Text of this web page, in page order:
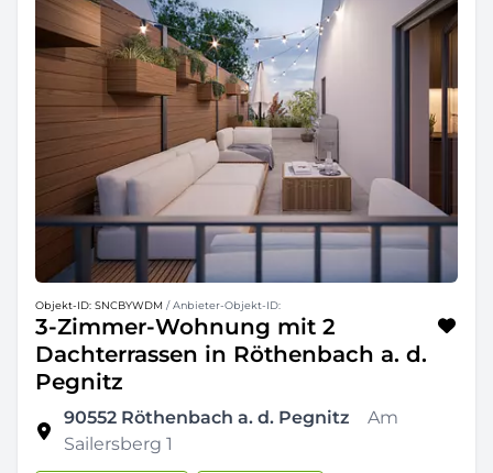
Objekt-ID: SNCBYWDM / Anbieter-Objekt-ID:
3-Zimmer-Wohnung mit 2
Dachterrassen in Röthenbach a. d.
Pegnitz
90552 Röthenbach a. d. Pegnitz
Am
Sailersberg 1